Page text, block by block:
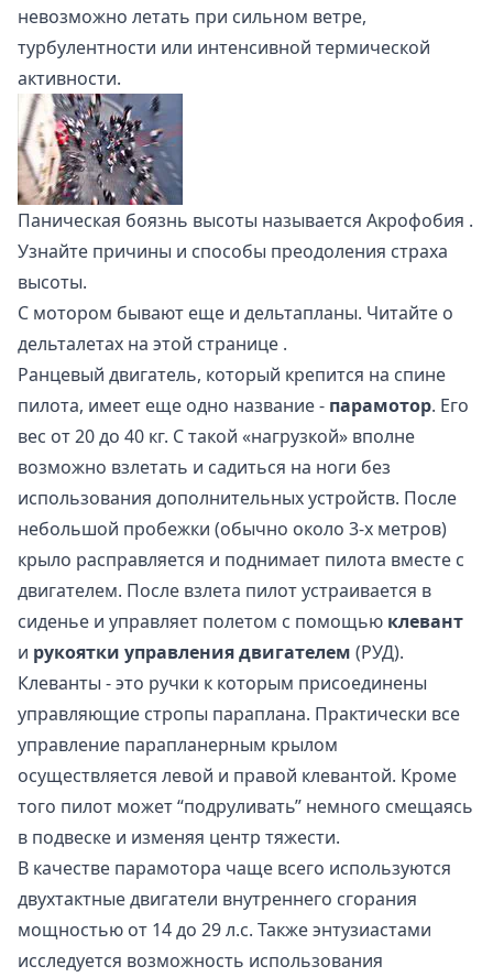
невозможно летать при сильном ветре,
турбулентности или интенсивной термической
активности.
Паническая боязнь высоты называется Акрофобия .
Узнайте причины и способы преодоления страха
высоты.
С мотором бывают еще и дельтапланы. Читайте о
дельталетах на этой странице .
Ранцевый двигатель, который крепится на спине
пилота, имеет еще одно название - парамотор. Его
вес от 20 до 40 кг. С такой «нагрузкой» вполне
возможно взлетать и садиться на ноги без
использования дополнительных устройств. После
небольшой пробежки (обычно около 3-х метров)
крыло расправляется и поднимает пилота вместе с
двигателем. После взлета пилот устраивается в
сиденье и управляет полетом с помощью клевант
и рукоятки управления двигателем (РУД).
Клеванты - это ручки к которым присоединены
управляющие стропы параплана. Практически все
управление парапланерным крылом
осуществляется левой и правой клевантой. Кроме
того пилот может “подруливать” немного смещаясь
в подвеске и изменяя центр тяжести.
В качестве парамотора чаще всего используются
двухтактные двигатели внутреннего сгорания
мощностью от 14 до 29 л.с. Также энтузиастами
исследуется возможность использования